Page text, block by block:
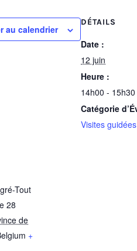
au calendrier
DÉTAILS
Date :
12 juin
Heure :
14h00 - 15h30
Catégorie
Visites
Tout
28
de
+